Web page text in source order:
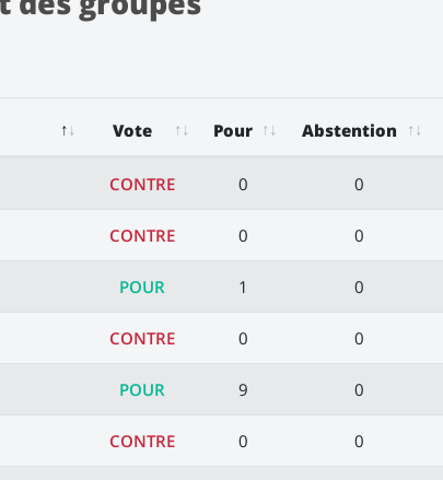
Vote Pour Abstention
CONTRE 0 0
CONTRE 0 0
POUR 1 0
CONTRE 0 0
POUR 9 0
CONTRE 0 0